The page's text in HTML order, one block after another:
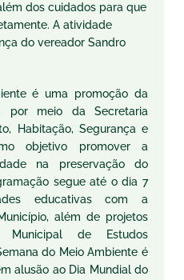
dos cuidados para que
A atividade
do vereador Sandro
é uma promoção da
por meio da Secretaria
Habitação, Segurança e
objetivo promover a
na preservação do
segue até o dia 7
educativas com a
além de projetos
Municipal de Estudos
do Meio Ambiente é
alusão ao Dia Mundial do